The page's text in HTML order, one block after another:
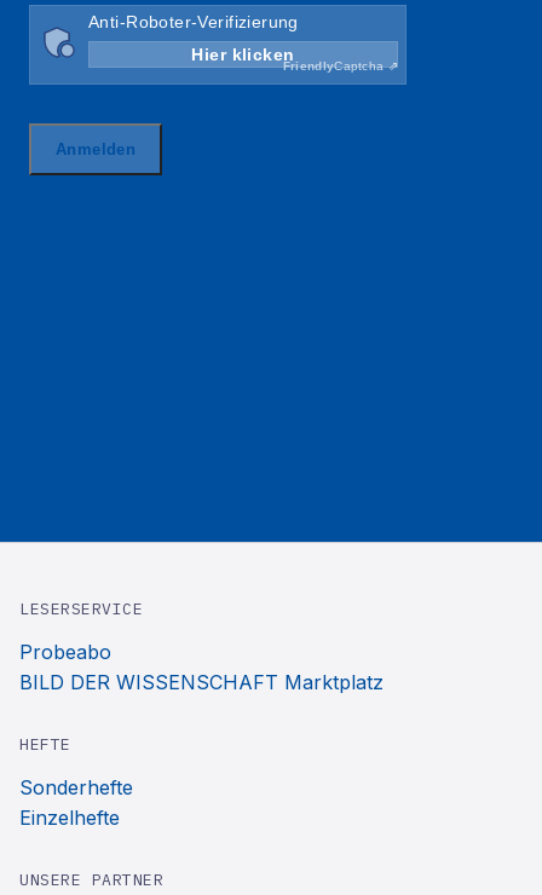
LESERSERVICE
Probeabo
BILD DER WISSENSCHAFT Marktplatz
HEFTE
Sonderhefte
Einzelhefte
UNSERE PARTNER